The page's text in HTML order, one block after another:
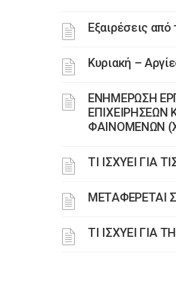
Εξαιρέσεις
Κυριακή –
ΕΝΗΜΕΡΩΣΗ
ΕΠΙΧΕΙΡΗΣΕΩΝ
ΦΑΙΝΟΜΕΝΩΝ
ΤΙ ΙΣΧΥΕΙ ΓΙΑ
ΜΕΤΑΦΕΡΕΤΑΙ
ΤΙ ΙΣΧΥΕΙ ΓΙΑ